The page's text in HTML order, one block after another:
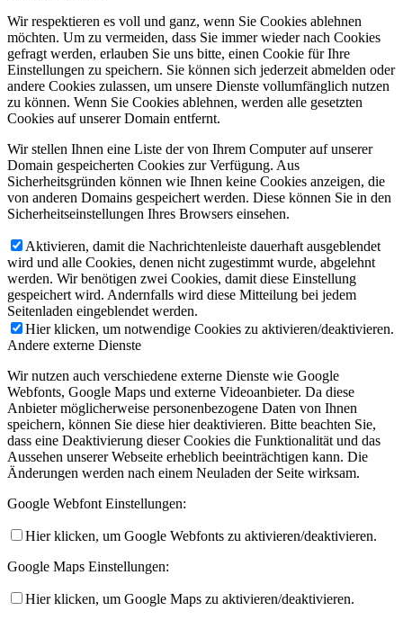
Wir respektieren es voll und ganz, wenn Sie Cookies ablehnen
möchten. Um zu vermeiden, dass Sie immer wieder nach Cookies
gefragt werden, erlauben Sie uns bitte, einen Cookie für Ihre
Einstellungen zu speichern. Sie können sich jederzeit abmelden oder
andere Cookies zulassen, um unsere Dienste vollumfänglich nutzen
zu können. Wenn Sie Cookies ablehnen, werden alle gesetzten
Cookies auf unserer Domain entfernt.
Wir stellen Ihnen eine Liste der von Ihrem Computer auf unserer
Domain gespeicherten Cookies zur Verfügung. Aus
Sicherheitsgründen können wie Ihnen keine Cookies anzeigen, die
von anderen Domains gespeichert werden. Diese können Sie in den
Sicherheitseinstellungen Ihres Browsers einsehen.
Aktivieren, damit die Nachrichtenleiste dauerhaft ausgeblendet
wird und alle Cookies, denen nicht zugestimmt wurde, abgelehnt
werden. Wir benötigen zwei Cookies, damit diese Einstellung
gespeichert wird. Andernfalls wird diese Mitteilung bei jedem
Seitenladen eingeblendet werden.
Hier klicken, um notwendige Cookies zu aktivieren/deaktivieren.
Andere externe Dienste
Wir nutzen auch verschiedene externe Dienste wie Google
Webfonts, Google Maps und externe Videoanbieter. Da diese
Anbieter möglicherweise personenbezogene Daten von Ihnen
speichern, können Sie diese hier deaktivieren. Bitte beachten Sie,
dass eine Deaktivierung dieser Cookies die Funktionalität und das
Aussehen unserer Webseite erheblich beeinträchtigen kann. Die
Änderungen werden nach einem Neuladen der Seite wirksam.
Google Webfont Einstellungen:
Hier klicken, um Google Webfonts zu aktivieren/deaktivieren.
Google Maps Einstellungen:
Hier klicken, um Google Maps zu aktivieren/deaktivieren.